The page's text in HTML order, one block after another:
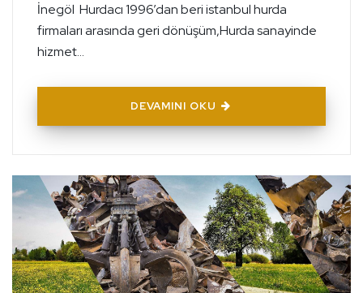
İnegöl Hurdacı 1996’dan beri istanbul hurda
firmaları arasında geri dönüşüm,Hurda sanayinde
hizmet...
DEVAMINI OKU